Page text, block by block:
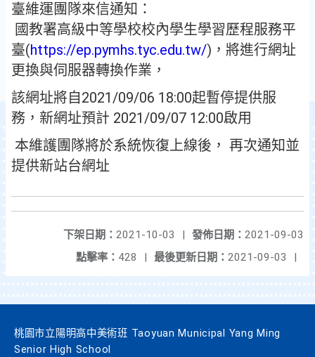
臺維運團隊來信通知：
國教署高級中等學校校內學生學習歷程服務平
臺(https://ep.pymhs.tyc.edu.tw/)，將進行網址
更換與伺服器轉換作業，
該網址將自2021/09/06 18:00起暫停提供服
務，新網址預計 2021/09/07 12:00啟用
本維護團隊將於系統恢復上線後， 再次通知並
提供新站台網址
發佈日期： 2021-09-03
下架日期： 2021-10-03
|
最後更新日期： 2021-09-03 |
點擊率： 428 |
桃園市立陽明高中美術班 Taoyuan Municipal Yang Ming
Senior High School